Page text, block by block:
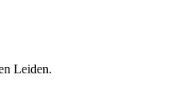
Leiden.